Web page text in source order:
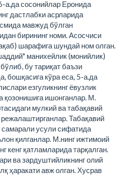
а.да сосонийлар Еронида
дастлабки асрларида
мавжуд бўлган
бирининг номи. Асосчиси
шарафига шундай ном олган.
манихейлик (монийлик)
бу тариқат баъзи
бошқасига кўра еса, 5-а.да
езгуликнинг ёвузлик
қозонишига ишонганлар. М.
мулкий ва табақавий
Табақавий
самарали усули сифатида
қилганлар. М.нинг ижтимоий
кенг қатламларида тарқалган.
ва зардуштийликнинг олий
ҳаракати авж олган. Хусрав